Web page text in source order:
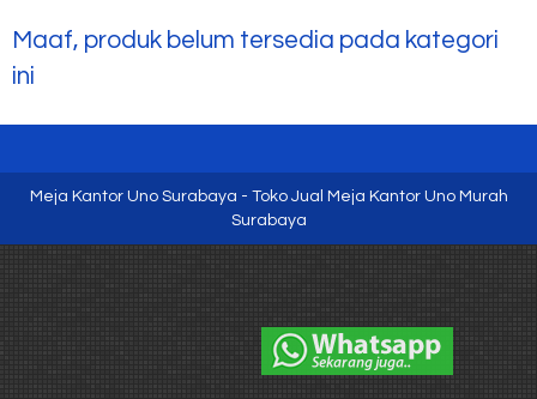
Maaf, produk belum tersedia pada kategori
ini
Meja Kantor Uno Surabaya - Toko Jual Meja Kantor Uno Murah
Surabaya